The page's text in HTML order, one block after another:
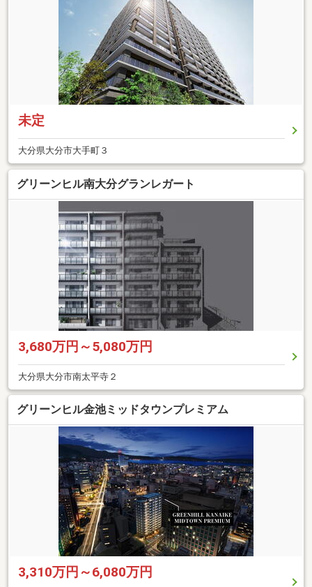
未定
大分県大分市大手町３
グリーンヒル南大分グランレガート
3,680万円～5,080万円
大分県大分市南太平寺２
グリーンヒル金池ミッドタウンプレミアム
3,310万円～6,080万円